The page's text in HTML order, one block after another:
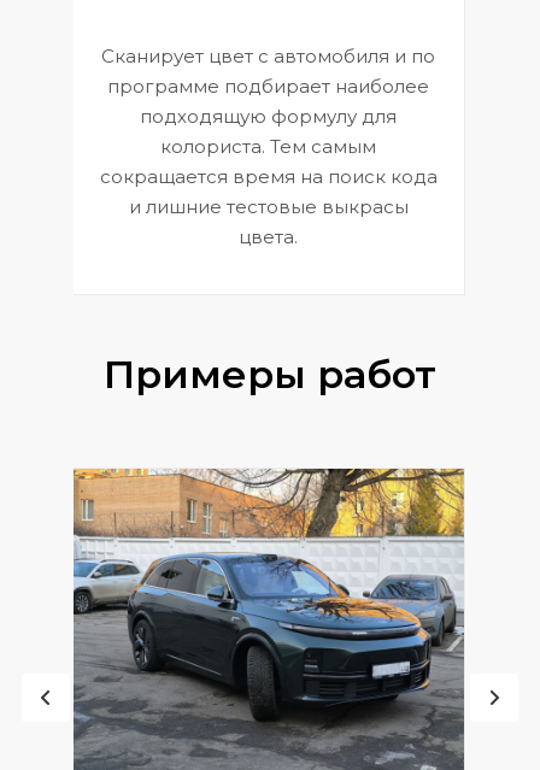
Сканирует цвет с автомобиля и по
программе подбирает наиболее
подходящую формулу для
колориста. Тем самым
сокращается время на поиск кода
и лишние тестовые выкрасы
цвета.
Примеры работ